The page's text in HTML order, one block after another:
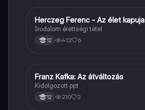
Magyar
Herczeg Ferenc - Az élet kapuja
Irodalom érettségi tétel
12 412 6
Magyar
Franz Kafka: Az átváltozás
Kidolgozott ppt
12 210 2